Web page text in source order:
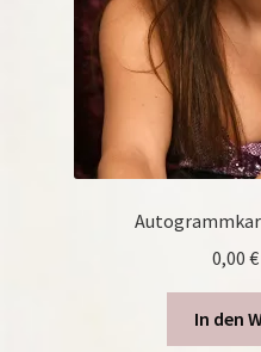
0,00 €
In den